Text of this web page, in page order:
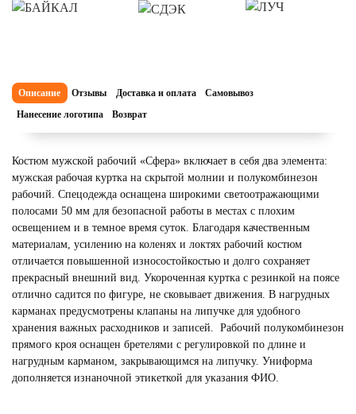
Описание Отзывы Доставка и оплата
Самовывоз
Нанесение логотипа
Возврат
Костюм мужской рабочий «Сфера» включает в себя два элемента:
мужская рабочая куртка на скрытой молнии и полукомбинезон
рабочий. Спецодежда оснащена широкими светоотражающими
полосами 50 мм для безопасной работы в местах с плохим
освещением и в темное время суток. Благодаря качественным
материалам, усилению на коленях и локтях рабочий костюм
отличается повышенной износостойкостью и долго сохраняет
прекрасный внешний вид. Укороченная куртка с резинкой на поясе
отлично садится по фигуре, не сковывает движения. В нагрудных
карманах предусмотрены клапаны на липучке для удобного
хранения важных расходников и записей. Рабочий полукомбинезон
прямого кроя оснащен бретелями с регулировкой по длине и
нагрудным карманом, закрывающимся на липучку. Униформа
дополняется изнаночной этикеткой для указания ФИО.